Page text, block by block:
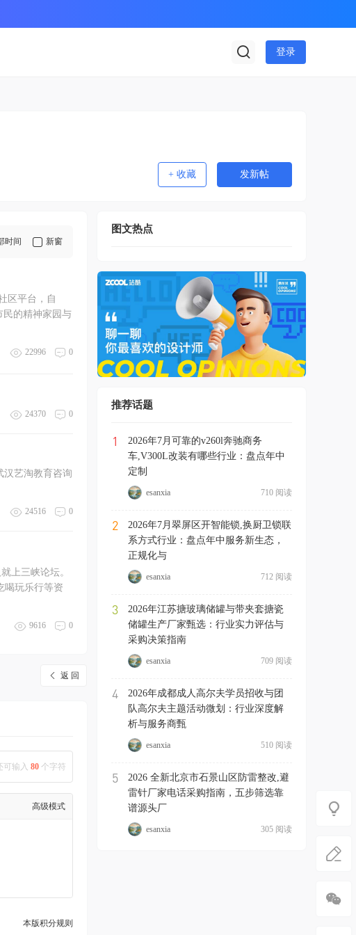
登录
+ 收藏 发新帖
新窗
时间
民的精神家园与
0
22996
0
24370
0
24516
上三峡论坛。
喝玩乐行等资
0
9616
返 回
可输入 80 个字符
高级模式
本版积分规则
图文热点
推荐话题
1
2026年7月可靠的v260l奔驰商务
车,V300L改装有哪些行业：盘点年中
定制
710 阅读
esanxia
2
2026年7月翠屏区开智能锁,换厨卫锁联
系方式行业：盘点年中服务新生态，
正规化与
712 阅读
esanxia
3
2026年江苏搪玻璃储罐与带夹套搪瓷
储罐生产厂家甄选：行业实力评估与
采购决策指南
709 阅读
esanxia
4
2026年成都成人高尔夫学员招收与团
队高尔夫主题活动微划：行业深度解
析与服务商甄
510 阅读
esanxia
5
2026 全新北京市石景山区防雷整改,避
雷针厂家电话采购指南，五步筛选靠
谱源头厂
305 阅读
esanxia